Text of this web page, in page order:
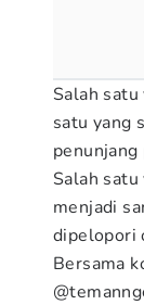
Salah
satu yang
Salah
menjadi
dipelopori
Bersama